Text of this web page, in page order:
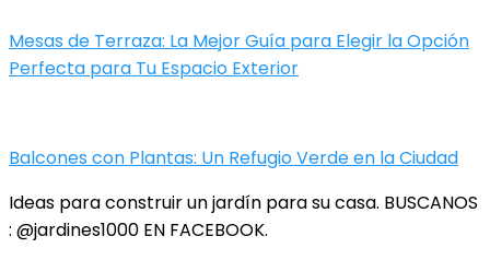
Mesas de Terraza: La Mejor Guía para Elegir la Opción
Perfecta para Tu Espacio Exterior
Balcones con Plantas: Un Refugio Verde en la Ciudad
Ideas para construir un jardín para su casa. BUSCANOS
: @jardines1000 EN FACEBOOK.